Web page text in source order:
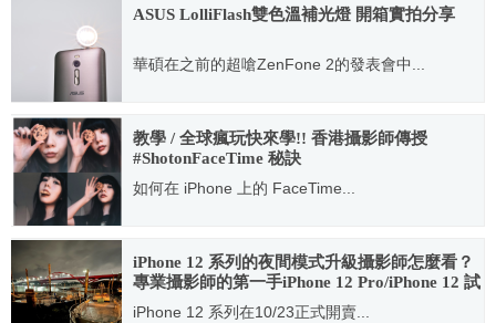
ASUS LolliFlash雙色溫補光燈 開箱實拍分享
華碩在之前的超嗆ZenFone 2的發表會中...
2015.08.01
教學 / 全球瘋玩快來學!! 香港攝影師傳授
#ShotonFaceTime 秘訣
如何在 iPhone 上的 FaceTime...
2020.05.14
iPhone 12 系列的夜間模式升級攝影師怎麼看？
專業攝影師的第一手iPhone 12 Pro/iPhone 12 試
iPhone 12 系列在10/23正式開賣...